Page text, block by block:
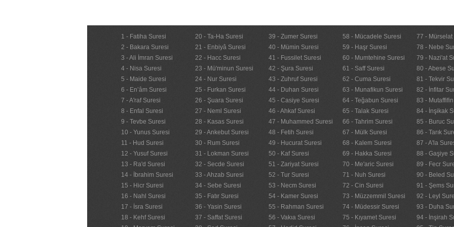
1 - Fatiha Suresi
2 - Bakara Suresi
3 - Ali İmran Suresi
4 - Nisa Suresi
5 - Maide Suresi
6 - En’âm Suresi
7 - A'raf Suresi
8 - Enfal Suresi
9 - Tevbe Suresi
10 - Yunus Suresi
11 - Hud Suresi
12 - Yusuf Suresi
13 - Ra'd Suresi
14 - İbrahim Suresi
15 - Hicr Suresi
16 - Nahl Suresi
17 - İsra Suresi
18 - Kehf Suresi
20 - Ta-Ha Suresi
21 - Enbiyâ Suresi
22 - Hacc Suresi
23 - Mü'minun Suresi
24 - Nur Suresi
25 - Furkan Suresi
26 - Şuara Suresi
27 - Neml Suresi
28 - Kasas Suresi
29 - Ankebut Suresi
30 - Rum Suresi
31 - Lokman Suresi
32 - Secde Suresi
33 - Ahzab Suresi
34 - Sebe Suresi
35 - Fatır Suresi
36 - Yasin Suresi
37 - Saffat Suresi
39 - Zumer Suresi
40 - Mümin Suresi
41 - Fussilet Suresi
42 - Şura Suresi
43 - Zuhruf Suresi
44 - Duhan Suresi
45 - Casiye Suresi
46 - Ahkaf Suresi
47 - Muhammed Suresi
48 - Fetih Suresi
49 - Hucurat Suresi
50 - Kaf Suresi
51 - Zariyat Suresi
52 - Tur Suresi
53 - Necm Suresi
54 - Kamer Suresi
55 - Rahman Suresi
56 - Vakıa Suresi
58 - Mücadele Suresi
59 - Haşr Suresi
60 - Mumtehine Suresi
61 - Saff Suresi
62 - Cuma Suresi
63 - Munafikun Suresi
64 - Teğabun Suresi
65 - Talak Suresi
66 - Tahrim Suresi
67 - Mülk Suresi
68 - Kalem Suresi
69 - Hakka Suresi
70 - Me'aric Suresi
71 - Nuh Suresi
72 - Cin Suresi
73 - Müzzemmil Suresi
74 - Müdessir Suresi
75 - Kıyamet Suresi
77 - Mürselat
78 - Nebe
79 - Nazi'at
80 - Abese
81 - Tekvir
82 - İnfitar
83 -
84 - İnşikak
85 - Buruc
86 - Tarık
87 - A'la
88 - Gaşiye
89 - Fecr
90 - Beled
91 - Şems
92 - Leyl
93 - Duha
94 - İnşirah